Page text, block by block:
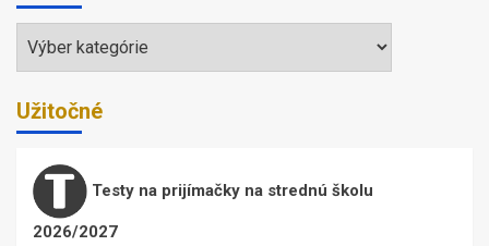
Užitočné
Testy na prijímačky na strednú školu
2026/2027